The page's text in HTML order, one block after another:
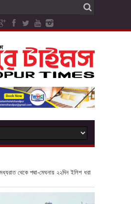
মধ্যরাত থেকে পদ্মা-মেঘনায় ২২দিন ইলিশ ধরা